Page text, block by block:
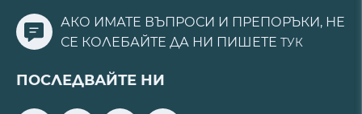
АКО ИМАТЕ ВЪПРОСИ И ПРЕПОРЪКИ, НЕ
СЕ КОЛЕБАЙТЕ ДА НИ ПИШЕТЕ ТУК
ПОСЛЕДВАЙТЕ НИ